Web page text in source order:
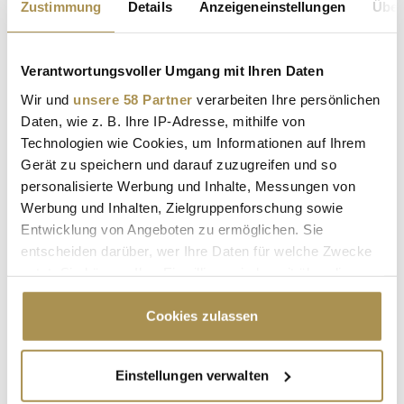
Zustimmung Details Anzeigeneinstellungen
Verantwortungsvoller Umgang mit Ihren Daten
Wir und unsere 58 Partner verarbeiten Ihre persönlichen
Daten, wie z. B. Ihre IP-Adresse, mithilfe von
Technologien wie Cookies, um Informationen auf Ihrem
Gerät zu speichern und darauf zuzugreifen und so
personalisierte Werbung und Inhalte, Messungen von
Werbung und Inhalten, Zielgruppenforschung sowie
Entwicklung von Angeboten zu ermöglichen. Sie
entscheiden darüber, wer Ihre Daten für welche Zwecke
Cookie-Erklärung oder durch Klicken auf das Privacy
Trigger Symbol ändern oder widerrufen
Informationen über Ihre geografische Lage
Cookies zulassen
Einstellungen verwalten
Kommentar:*
Sicherheitscode bestätigen:*
* Pflichtfelder.